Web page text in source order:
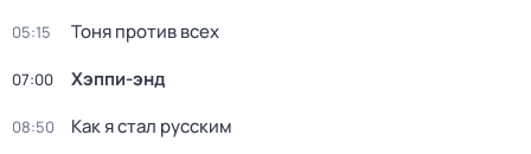
05:15 Тоня против всех
07:00 Хэппи-энд
08:50 Как я стал русским